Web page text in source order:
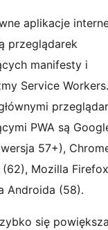
aplikacje
przeglądarek
manifesty i
Service Workers.
PWA są
57+),
Mozilla
Androida (58).
się